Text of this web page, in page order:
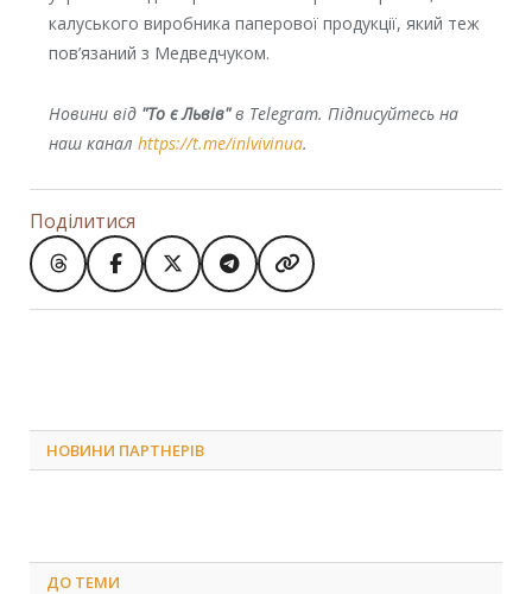
калуського виробника паперової продукції, який теж
пов’язаний з Медведчуком.
Новини від "То є Львів"в Telegram. Підписуйтесь на
наш канал https://t.me/inlvivinua.
Поділитися
НОВИНИ ПАРТНЕРІВ
ДО ТЕМИ